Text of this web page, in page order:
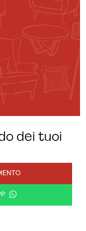
dei tuoi